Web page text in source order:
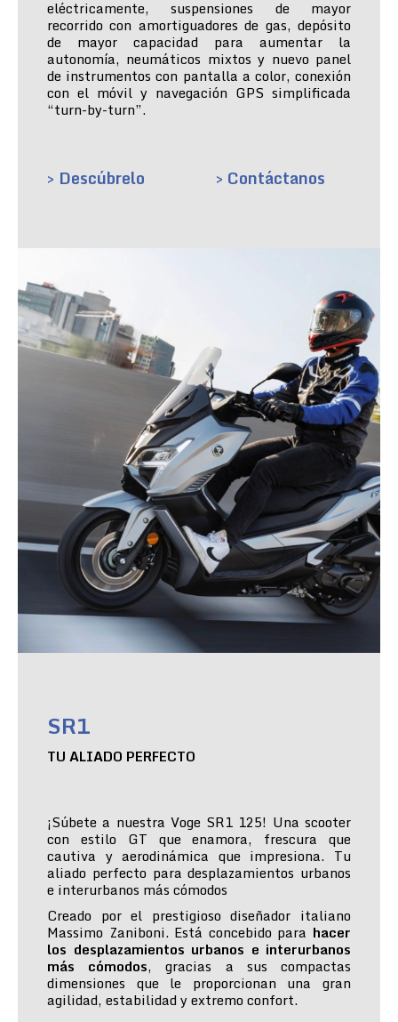
eléctricamente, suspensiones de mayor
recorrido con amortiguadores de gas, depósito
de mayor capacidad para aumentar la
autonomía, neumáticos mixtos y nuevo panel
de instrumentos con pantalla a color, conexión
con el móvil y navegación GPS simplificada
“turn-by-turn”.
> Descúbrelo > Contáctanos
SR1
TU ALIADO PERFECTO
¡Súbete a nuestra Voge SR1 125! Una scooter
con estilo GT que enamora, frescura que
cautiva y aerodinámica que impresiona. Tu
aliado perfecto para desplazamientos urbanos
e interurbanos más cómodos
Creado por el prestigioso diseñador italiano
Massimo Zaniboni. Está concebido para hacer
los desplazamientos urbanos e interurbanos
más cómodos, gracias a sus compactas
dimensiones que le proporcionan una gran
agilidad, estabilidad y extremo confort.